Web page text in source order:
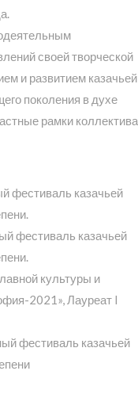
своей творческой
и развитием казачьей
поколения в духе
рамки коллектива
фестиваль казачьей
фестиваль казачьей
культуры и
2021», Лауреат I
фестиваль казачьей